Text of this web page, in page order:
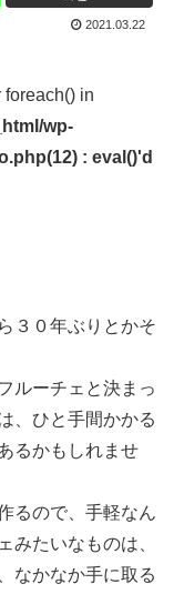
2021.03.22
in
wp-
: eval()'d
３０年ぶりとかそ
ルーチェと決まっ
、ひと手間かかる
るかもしれませ
るので、手軽なん
みたいなものは、
なかなか手に取る